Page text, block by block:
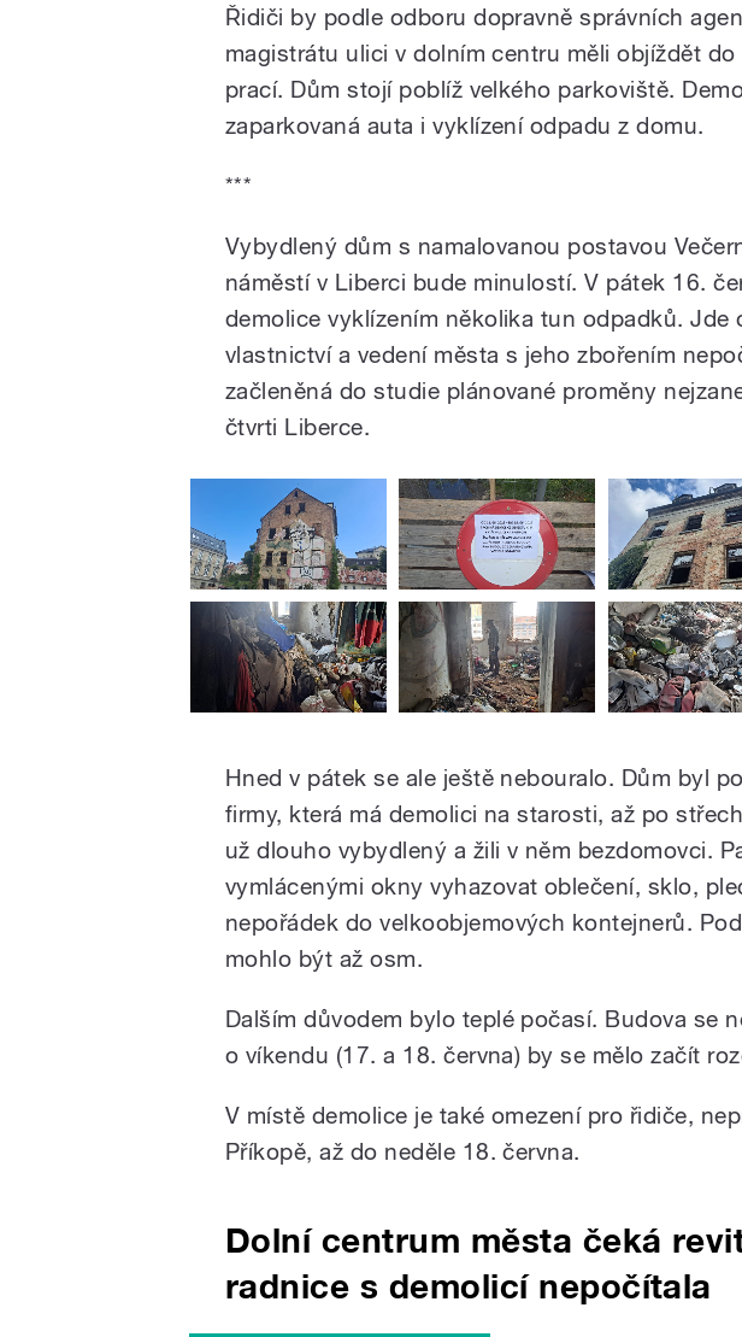
Řidiči by podle odboru dopravně správních
magistrátu ulici v dolním centru měli objíždět
prací. Dům stojí poblíž velkého parkoviště.
zaparkovaná auta i vyklízení odpadu z domu.
***
Vybydlený dům s namalovanou postavou
náměstí v Liberci bude minulostí. V pátek 16.
demolice vyklízením několika tun odpadků. Jde
vlastnictví a vedení města s jeho zbořením
začleněná do studie plánované proměny
čtvrti Liberce.
Hned v pátek se ale ještě nebouralo. Dům byl
firmy, která má demolici na starosti, až po
už dlouho vybydlený a žili v něm bezdomovci.
vymlácenými okny vyhazovat oblečení, sklo,
nepořádek do velkoobjemových kontejnerů.
mohlo být až osm.
Dalším důvodem bylo teplé počasí. Budova se
o víkendu (17. a 18. června) by se mělo začít
V místě demolice je také omezení pro řidiče,
Příkopě, až do neděle 18. června.
Dolní centrum města čeká
radnice s demolicí nepočítala